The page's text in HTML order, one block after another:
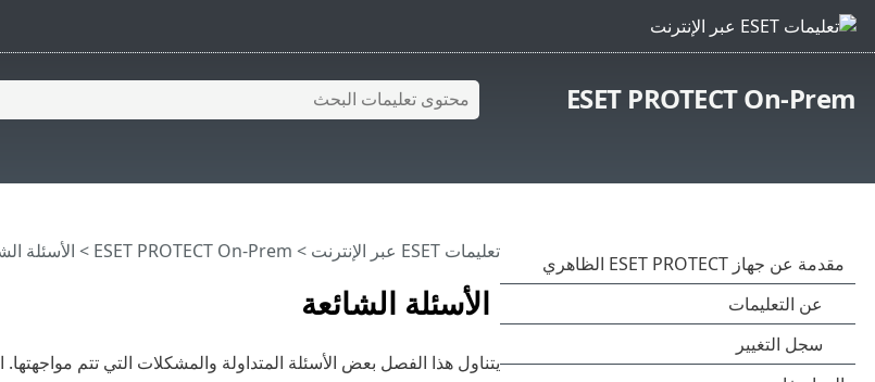
ESET PROTECT On-Prem
الأسئلة الشائعة
تعليمات ESET عبر الإنترنت >
ESET PROTECT On-Prem
> الأسئلة
يتناول هذا الفصل بعض الأسئلة المتداولة والمشكلات التي تتم